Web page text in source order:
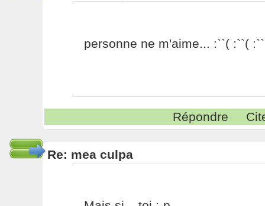
personne ne m'aime... :``( :``(
Répondre
Re: mea culpa